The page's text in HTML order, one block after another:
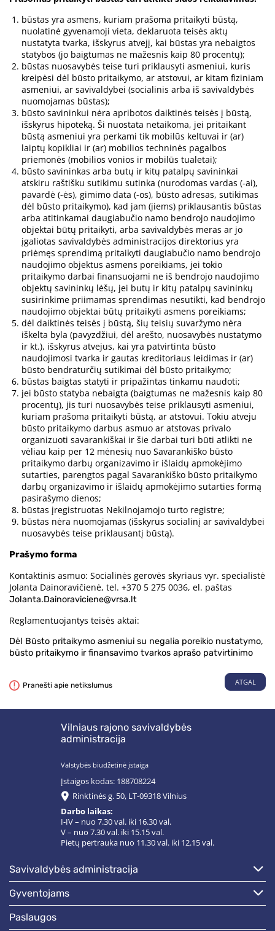
būstas yra asmens, kuriam prašoma pritaikyti būstą,
nuolatinė gyvenamoji vieta, deklaruota teisės aktų
nustatyta tvarka, išskyrus atvejį, kai būstas yra nebaigtos
statybos (jo baigtumas ne mažesnis kaip 80 procentų);
būstas nuosavybės teise turi priklausyti asmeniui, kuris
kreipėsi dėl būsto pritaikymo, ar atstovui, ar kitam fiziniam
asmeniui, ar savivaldybei (socialinis arba iš savivaldybės
nuomojamas būstas);
būsto savininkui nėra apribotos daiktinės teisės į būstą,
išskyrus hipoteką. Ši nuostata netaikoma, jei pritaikant
būstą asmeniui yra perkami tik mobilūs keltuvai ir (ar)
laiptų kopikliai ir (ar) mobilios techninės pagalbos
priemonės (mobilios vonios ir mobilūs tualetai);
būsto savininkas arba butų ir kitų patalpų savininkai
atskiru raštišku sutikimu sutinka (nurodomas vardas (-ai),
pavardė (-ės), gimimo data (-os), būsto adresas, sutikimas
dėl būsto pritaikymo), kad jam (jiems) priklausantis būstas
arba atitinkamai daugiabučio namo bendrojo naudojimo
objektai būtų pritaikyti, arba savivaldybės meras ar jo
įgaliotas savivaldybės administracijos direktorius yra
priėmęs sprendimą pritaikyti daugiabučio namo bendrojo
naudojimo objektus asmens poreikiams, jei tokio
pritaikymo darbai finansuojami ne iš bendrojo naudojimo
objektų savininkų lėšų, jei butų ir kitų patalpų savininkų
susirinkime priimamas sprendimas nesutikti, kad bendrojo
naudojimo objektai būtų pritaikyti asmens poreikiams;
dėl daiktinės teisės į būstą, šių teisių suvaržymo nėra
iškelta byla (pavyzdžiui, dėl arešto, nuosavybės nustatymo
ir kt.), išskyrus atvejus, kai yra patvirtinta būsto
naudojimosi tvarka ir gautas kreditoriaus leidimas ir (ar)
būsto bendraturčių sutikimai dėl būsto pritaikymo;
būstas baigtas statyti ir pripažintas tinkamu naudoti;
jei būsto statyba nebaigta (baigtumas ne mažesnis kaip 80
procentų), jis turi nuosavybės teise priklausyti asmeniui,
kuriam prašoma pritaikyti būstą, ar atstovui. Tokiu atveju
būsto pritaikymo darbus asmuo ar atstovas privalo
organizuoti savarankiškai ir šie darbai turi būti atlikti ne
vėliau kaip per 12 mėnesių nuo Savarankiško būsto
pritaikymo darbų organizavimo ir išlaidų apmokėjimo
sutarties, parengtos pagal Savarankiško būsto pritaikymo
darbų organizavimo ir išlaidų apmokėjimo sutarties formą
pasirašymo dienos;
būstas įregistruotas Nekilnojamojo turto registre;
būstas nėra nuomojamas (išskyrus socialinį ar savivaldybei
nuosavybės teise priklausantį būstą).
Prašymo forma
Kontaktinis asmuo: Socialinės gerovės skyriaus vyr. specialistė
Jolanta Dainoravičienė, tel. +370 5 275 0036, el. paštas
Jolanta.Dainoraviciene@vrsa.lt
Reglamentuojantys teisės aktai:
Dėl Būsto pritaikymo asmeniui su negalia poreikio nustatymo,
būsto pritaikymo ir finansavimo tvarkos aprašo patvirtinimo
Pranešti apie netikslumus ATGAL
Vilniaus rajono savivaldybės
administracija
Valstybės biudžetinė įstaiga
Įstaigos kodas: 188708224
Rinktinės g. 50, LT-09318 Vilnius
Darbo laikas:
I-IV – nuo 7.30 val. iki 16.30 val.
V – nuo 7.30 val. iki 15.15 val.
Pietų pertrauka nuo 11.30 val. iki 12.15 val.
savivaldybės administracija
gyventojams
paslaugos